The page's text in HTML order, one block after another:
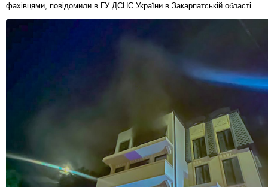
фахівцями, повідомили в ГУ ДСНС України в Закарпатській області.